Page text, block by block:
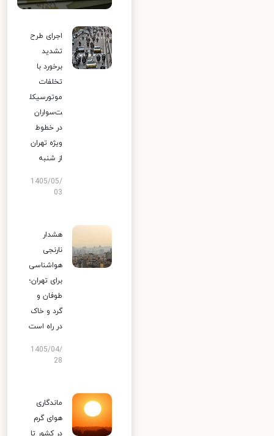
اجرای طرح
تشدید
برخورد با
تخلفات
موتورسیکل
ت‌سواران
در خطوط
ویژه تهران
از شنبه
1405/05/
03
هشدار
نارنجی
هواشناسی
برای تهران؛
طوفان و
گرد و خاک
در راه است
1405/04/
28
ماندگاری
هوای گرم
در کشور تا